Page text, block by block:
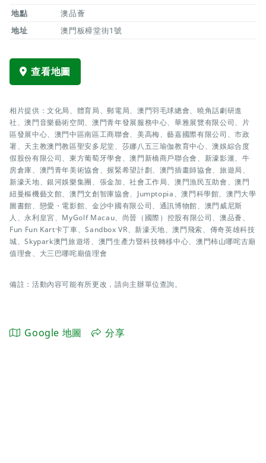
地點
澳品薈
地址
澳門板樟堂街1號
查看地圖
相片提供：文化局、體育局、郵電局、澳門羽毛球總會、曉角話劇研進
社、澳門音樂藝術空間、澳門青年發展服務中心、華雅展覽有限公司、片
區發展中心、澳門中區南區工商聯會、美高梅、藝嘉國際有限公司、市政
署、天主教澳門教區聖安多尼堂、莎娜八五三瑜伽教育中心、澳娛綜合度
假股份有限公司、東方葡萄牙學會、澳門新橋商戶聯合會、新濠影滙、牛
房倉庫、澳門青年美術協會、握緊希望計劃、澳門插畫師協會、旅遊局、
新濠天地、銀河娛樂集團、張金加、社會工作局、澳門漁民互助會、澳門
紐曼樞機藝文館、澳門文創智庫協會、Jumptopia、澳門科學館、澳門大學
圖書館、戀愛・電影館、金沙中國有限公司、通訊博物館、澳門威尼斯
人、永利皇宮、MyGolf Macau、尚晉（國際）控股有限公司、澳品薈、
Fun Fun Kart卡丁車、Sandbox VR、新濠天地、澳門飛索、傳奇英雄科技
城、Skypark澳門旅遊塔、澳門生產力暨科技轉移中心、澳門柿山哪咤古廟
值理會、大三巴哪咤廟值理會
備註：活動內容可能有所更改，請向主辦單位查詢。
Google 地圖 分享